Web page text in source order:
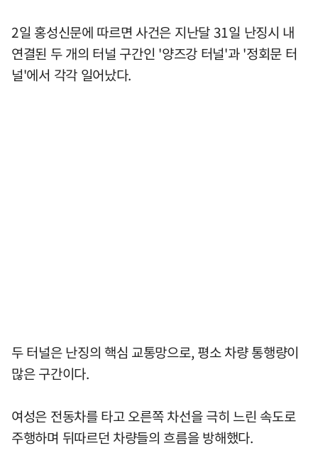
2일 홍성신문에 따르면 사건은 지난달 31일 난징시 내
연결된 두 개의 터널 구간인 '양즈강 터널'과 '정회문 터
널'에서 각각 일어났다.
두 터널은 난징의 핵심 교통망으로, 평소 차량 통행량이
많은 구간이다.
여성은 전동차를 타고 오른쪽 차선을 극히 느린 속도로
주행하며 뒤따르던 차량들의 흐름을 방해했다.